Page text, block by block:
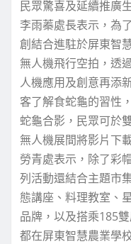
民眾驚喜及延續推廣
李雨蓁處長表示，為
創結合進駐於屏東智
無人機飛行空拍，透
人機應用及創意再添
客了解食蛇龜的習性
蛇龜合影，民眾可於
無人機展間將影片下
勞青處表示，除了彩
列活動還結合主題市
態講座、料理教室、
品牌，以及搭乘185
都在屏東智慧農業學